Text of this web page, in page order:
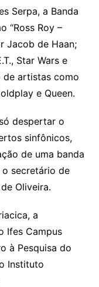
Serpa, a Banda
“Ross Roy –
Jacob de Haan;
Star Wars e
de artistas como
e Queen.
despertar o
sinfônicos,
de uma banda
o secretário de
Oliveira.
a
Ifes Campus
à Pesquisa do
Instituto